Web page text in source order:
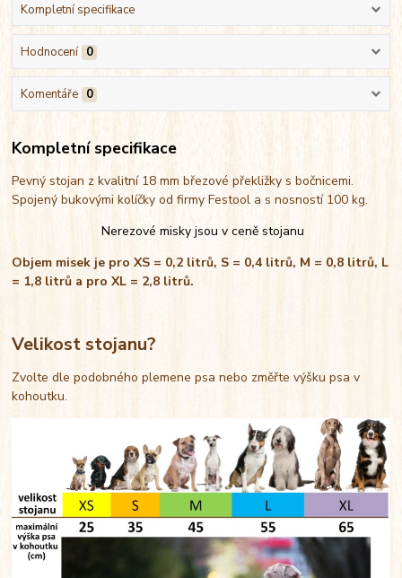
Kompletní specifikace
Hodnocení 0
Komentáře 0
Kompletní specifikace
Pevný stojan z kvalitní 18 mm březové překližky s bočnicemi.
Spojený bukovými kolíčky od firmy Festool a s nosností 100 kg.
Nerezové misky jsou v ceně stojanu
Objem misek je pro XS = 0,2 litrů, S = 0,4 litrů, M = 0,8 litrů, L
= 1,8 litrů a pro XL = 2,8 litrů.
Velikost stojanu?
Zvolte dle podobného plemene psa nebo změřte výšku psa v
kohoutku.